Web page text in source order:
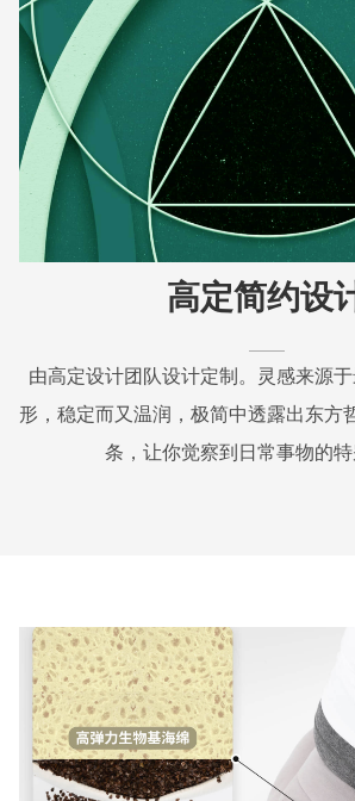
高定简约设
由高定设计团队设计定制。灵感来源
形，稳定而又温润，极简中透露出东方
条，让你觉察到日常事物的特